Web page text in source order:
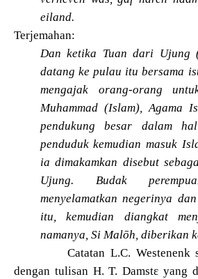
eiland.
Terjemahan:
Dan ketika Tuan dari Ujung
datang ke pulau itu bersama
mengajak orang-orang
Muhammad (Islam), Agama
pendukung besar dalam
penduduk kemudian masuk
ia dimakamkan disebut
Ujung. Budak
menyelamatkan negerinya
itu, kemudian diangkat
namanya, Si Malōh, diberikan
Catatan L.C. Westenenk
dengan tulisan H. T. Damstɛ yang